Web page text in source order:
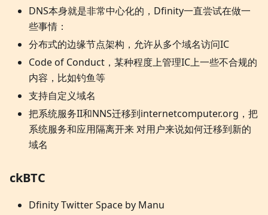
DNS本身就是非常中心化的，Dfinity一直尝试在做一
些事情：
分布式的边缘节点架构，允许从多个域名访问IC
Code of Conduct，某种程度上管理IC上一些不合规的
内容，比如钓鱼等
支持自定义域名
把系统服务II和NNS迁移到internetcomputer.org，把
系统服务和应用隔离开来 对用户来说如何迁移到新的
域名
ckBTC
Dfinity Twitter Space by Manu